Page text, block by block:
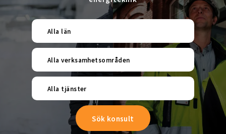
Alla län
Alla verksamhetsområden
Alla tjänster